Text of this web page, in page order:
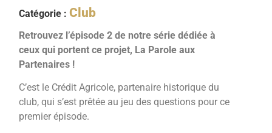
Catégorie :Club
Retrouvez l’épisode 2 de notre série dédiée à
ceux qui portent ce projet, La Parole aux
Partenaires !
C’est le Crédit Agricole, partenaire historique du
club, qui s’est prêtée au jeu des questions pour ce
premier épisode.